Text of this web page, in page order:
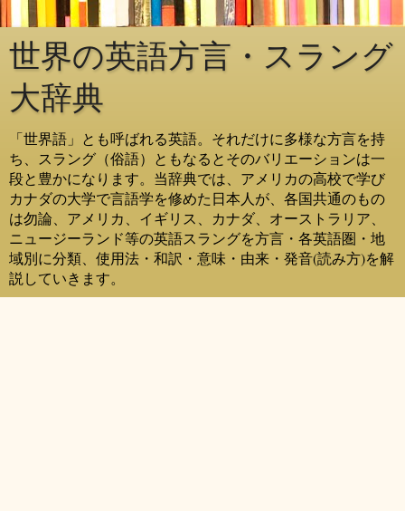
世界の英語方言・スラング
大辞典
「世界語」とも呼ばれる英語。それだけに多様な方言を持
ち、スラング（俗語）ともなるとそのバリエーションは一
段と豊かになります。当辞典では、アメリカの高校で学び
カナダの大学で言語学を修めた日本人が、各国共通のもの
は勿論、アメリカ、イギリス、カナダ、オーストラリア、
ニュージーランド等の英語スラングを方言・各英語圏・地
域別に分類、使用法・和訳・意味・由来・発音(読み方)を解
説していきます。